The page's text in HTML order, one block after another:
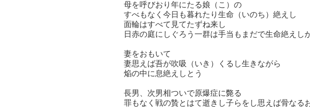
母を呼びおり年にたる娘（こ）の
すべもなく今日も暮れたり生命（いのち）絶えし
面輪はすべて見てたずね来し
日赤の庭にしぐろう一群は手当もまだで生命絶えし
妻をおもいて
妻思えば吾が吹吸（いき）くるし生きながら
焔の中に息絶えしとう
長男、次男相ついで原爆症に斃る
罪もなく戦の贄とはて逝きし子らをし思えば骨なる